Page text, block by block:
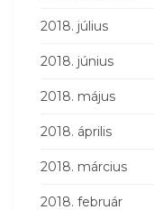
2018. július
2018. június
2018. május
2018. április
2018. március
2018. február